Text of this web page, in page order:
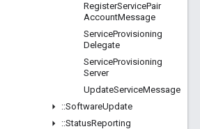
RegisterServicePair
AccountMessage
ServiceProvisioning
Delegate
ServiceProvisioning
Server
UpdateServiceMessage
::SoftwareUpdate
::StatusReporting